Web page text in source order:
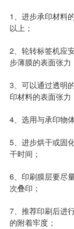
1、进步承印材料
以上；
2、轮转标签机应
步薄膜的表面张力
3、可以通过透明
印材料的表面张力
4、选用与承印物
5、进步烘干或固
干时间；
6、印刷膜层要尽
次叠印；
7、推荐印刷后进
的附着牢度；